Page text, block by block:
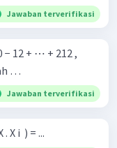
Jawaban terverifikasi
− 12 + ⋯ + 212 ,
…
Jawaban terverifikasi
X i ​ ) = ...